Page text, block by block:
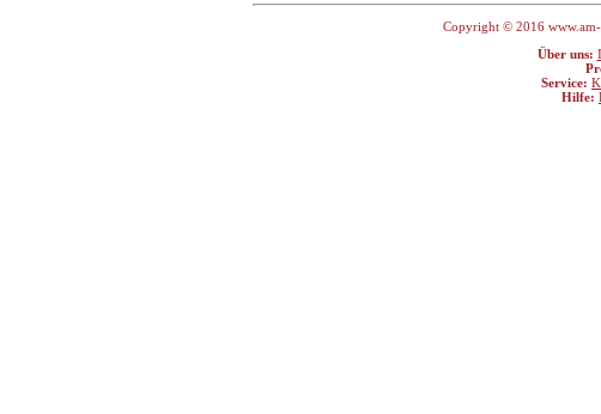
Copyright © 2016
Über uns:
Service:
Hilfe: